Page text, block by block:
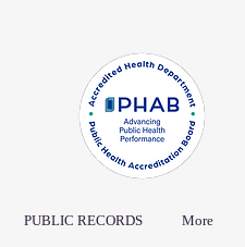
PUBLIC RECORDS More